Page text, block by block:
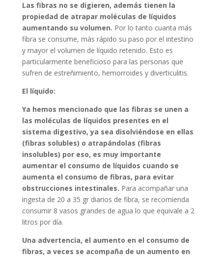
Las fibras no se digieren, además tienen la
propiedad de atrapar moléculas de líquidos
aumentando su volumen. Por lo tanto cuanta más
fibra se consume, más rápido su paso por el intestino
y mayor el volumen de líquido retenido. Esto es
particularmente beneficioso para las personas que
sufren de estreñimiento, hemorroides y diverticulitis.
El líquido:
Ya hemos mencionado que las fibras se unen a
las moléculas de líquidos presentes en el
sistema digestivo, ya sea disolviéndose en ellas
(fibras solubles) o atrapándolas (fibras
insolubles) por eso, es muy importante
aumentar el consumo de líquidos cuando se
aumenta el consumo de fibras, para evitar
obstrucciones intestinales. Para acompañar una
ingesta de 20 a 35 gr diarios de fibra, se recomienda
consumir 8 vasos grandes de agua lo que equivale a 2
litros por día.
Una advertencia, el aumento en el consumo de
fibras, a veces se acompaña de un aumento en